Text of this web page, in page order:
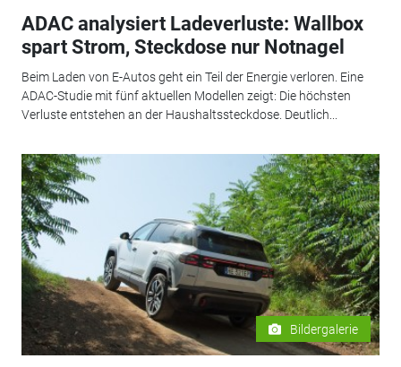
ADAC analysiert Ladeverluste: Wallbox
spart Strom, Steckdose nur Notnagel
Beim Laden von E-Autos geht ein Teil der Energie verloren. Eine
ADAC-Studie mit fünf aktuellen Modellen zeigt: Die höchsten
Verluste entstehen an der Haushaltssteckdose. Deutlich...
Bildergalerie